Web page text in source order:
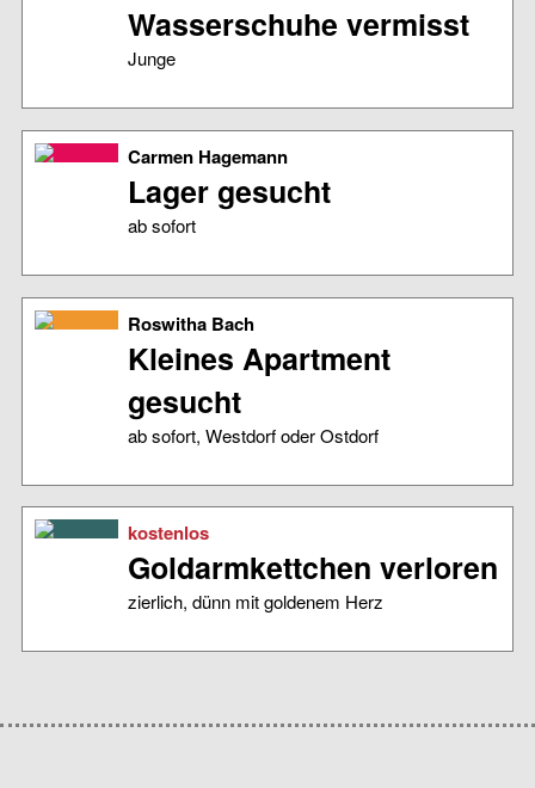
Wasserschuhe vermisst
Junge
Carmen Hagemann
Lager gesucht
ab sofort
Roswitha Bach
Kleines Apartment
gesucht
ab sofort, Westdorf oder Ostdorf
kostenlos
Goldarmkettchen verloren
zierlich, dünn mit goldenem Herz